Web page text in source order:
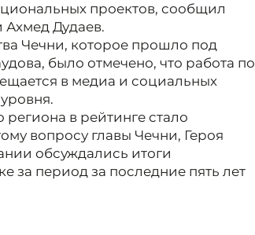
проектов, сообщил
Дудаев.
Чечни, которое прошло под
было отмечено, что работа по
в медиа и социальных
в рейтинге стало
вопросу главы Чечни, Героя
обсуждались итоги
за период за последние пять лет